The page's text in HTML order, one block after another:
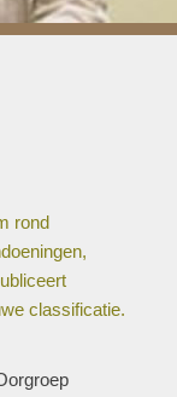
rond
classificatie.